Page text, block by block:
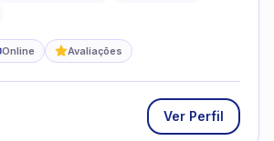
Online Avaliações
Ver Perfil